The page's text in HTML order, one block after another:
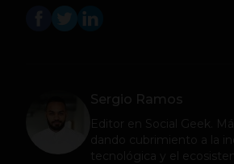
Sergio Ramos
Editor en Social Geek
.
dando cubrimiento a la
tecnológica y el